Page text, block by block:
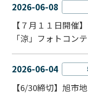
2026-06-08
【７月１１日開催
「涼」フォトコン
2026-06-04
【6/30締切】旭市